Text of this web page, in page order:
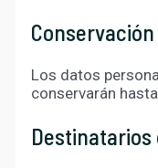
Los datos
conservarán
Destinatarios